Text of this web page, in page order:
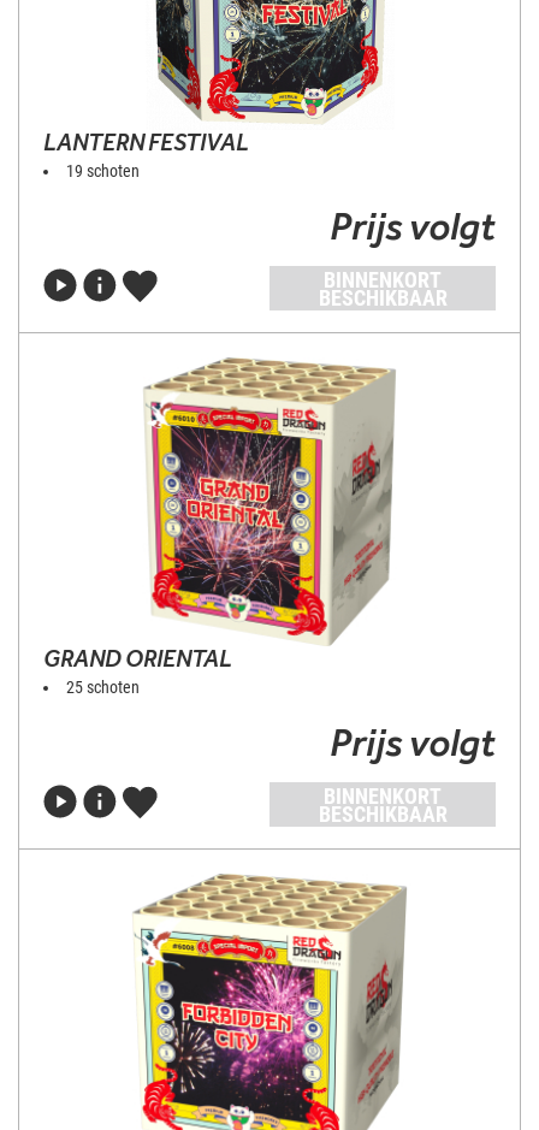
LANTERN FESTIVAL
19 schoten
Prijs volgt
BINNENKORT
BESCHIKBAAR
GRAND ORIENTAL
25 schoten
Prijs volgt
BINNENKORT
BESCHIKBAAR